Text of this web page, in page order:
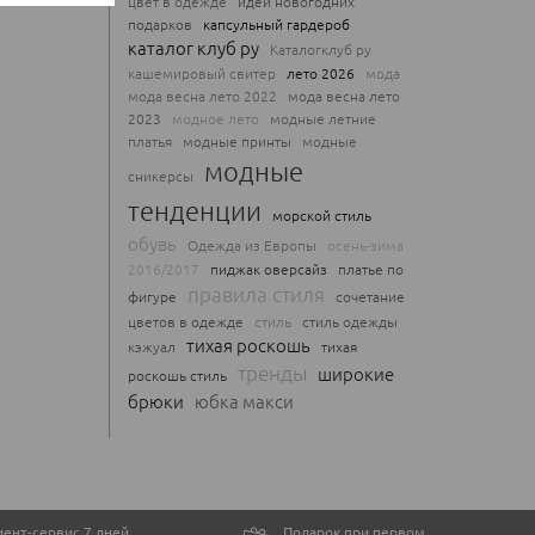
подарков
капсульный гардероб
каталог клуб ру
Каталогклуб ру
кашемировый свитер
лето 2026
мода
мода весна лето 2022
мода весна лето
2023
модное лето
модные летние
платья
модные принты
модные
сникерсы
модные
тенденции
морской стиль
обувь Одежда из Европы
осень-зима
2016/2017
пиджак оверсайз
платье по
фигуре
правила стиля
сочетание
цветов в одежде
стиль
стиль одежды
кэжуал
тихая роскошь тихая
роскошь стиль тренды широкие
брюки юбка макси